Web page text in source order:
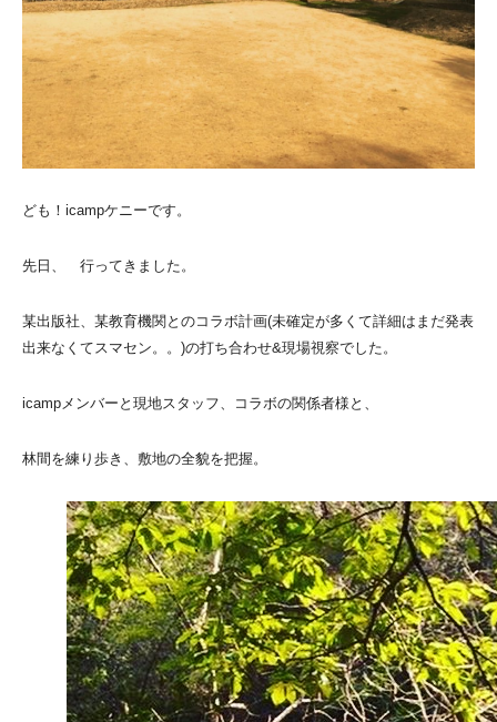
ども！icampケニーです。
先日、 行ってきました。
某出版社、某教育機関とのコラボ計画(未確定が多くて詳細はまだ発表
出来なくてスマセン。。)の打ち合わせ&現場視察でした。
icampメンバーと現地スタッフ、コラボの関係者様と、
林間を練り歩き、敷地の全貌を把握。